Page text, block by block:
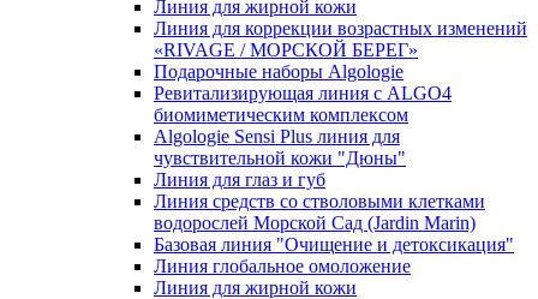
Линия для жирной кожи
Линия для коррекции возрастных изменений
«RIVAGE / МОРСКОЙ БЕРЕГ»
Подарочные наборы Algologie
Ревитализирующая линия с ALGO4
биомиметическим комплексом
Algologie Sensi Plus линия для
чувcтвительной кожи "Дюны"
Линия для глаз и губ
Линия средств со стволовыми клетками
водорослей Морской Сад (Jardin Marin)
Базовая линия "Очищение и детоксикация"
Линия глобальное омоложение
Линия для жирной кожи